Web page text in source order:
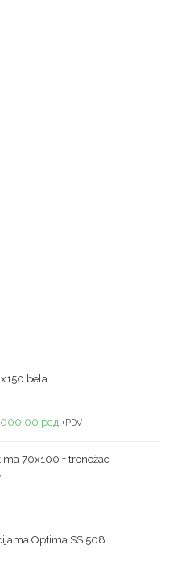
bela
рсд +PDV
70x100 + tronožac
Optima SS 508